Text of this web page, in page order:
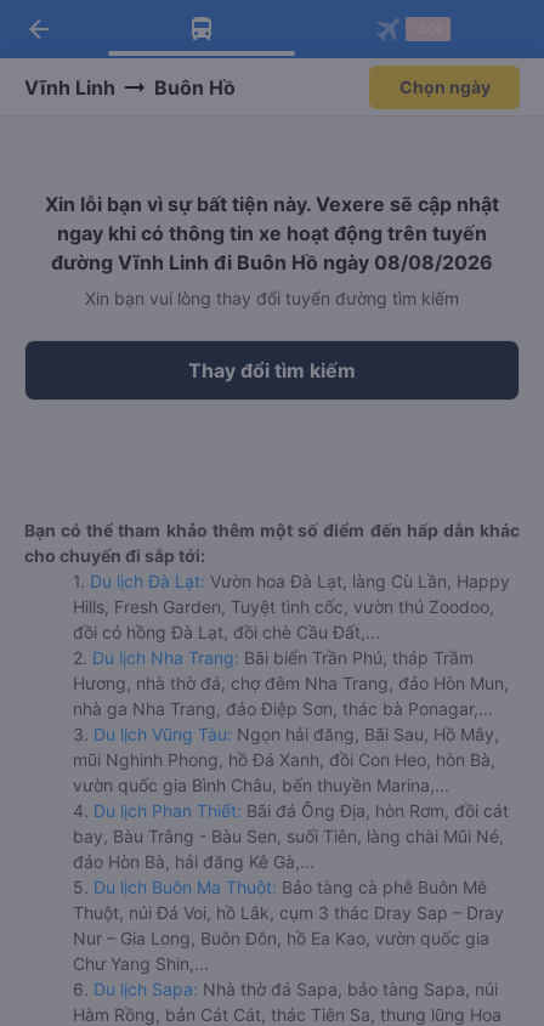
Tải app Vexere ngay!
Nhận ưu đãi thành viên độc
Mở app
Tải app Vexere
-30k/ghế khi đặt vé máy bay qua
Mở app
arrow_back
Vĩnh Linh Buôn Hồ Chọn ngày
Xin lỗi bạn vì sự bất tiện này. Vexere sẽ cập nhật
ngay khi có thông tin xe hoạt động trên tuyến
đường Vĩnh Linh đi Buôn Hồ ngày 08/08/2026
Xin bạn vui lòng thay đổi tuyến đường tìm kiếm
Thay đổi tìm kiếm
Bạn có thể tham khảo thêm một số điểm đến hấp dẫn khác
cho chuyến đi sắp tới:
1. Du lịch Đà Lạt: Vườn hoa Đà Lạt, làng Cù Lần, Happy
Hills, Fresh Garden, Tuyệt tình cốc, vườn thú Zoodoo,
đồi cỏ hồng Đà Lạt, đồi chè Cầu Đất,...
2. Du lịch Nha Trang: Bãi biển Trần Phú, tháp Trầm
Hương, nhà thờ đá, chợ đêm Nha Trang, đảo Hòn Mun,
nhà ga Nha Trang, đảo Điệp Sơn, thác bà Ponagar,...
3. Du lịch Vũng Tàu: Ngọn hải đăng, Bãi Sau, Hồ Mây,
mũi Nghinh Phong, hồ Đá Xanh, đồi Con Heo, hòn Bà,
vườn quốc gia Bình Châu, bến thuyền Marina,...
4. Du lịch Phan Thiết: Bãi đá Ông Địa, hòn Rơm, đồi cát
bay, Bàu Trắng - Bàu Sen, suối Tiên, làng chài Mũi Né,
đảo Hòn Bà, hải đăng Kê Gà,...
5. Du lịch Buôn Ma Thuột: Bảo tàng cà phê Buôn Mê
Thuột, núi Đá Voi, hồ Lắk, cụm 3 thác Dray Sap – Dray
Nur – Gia Long, Buôn Đôn, hồ Ea Kao, vườn quốc gia
Chư Yang Shin,...
6. Du lịch Sapa: Nhà thờ đá Sapa, bảo tàng Sapa, núi
Hàm Rồng, bản Cát Cát, thác Tiên Sa, thung lũng Hoa